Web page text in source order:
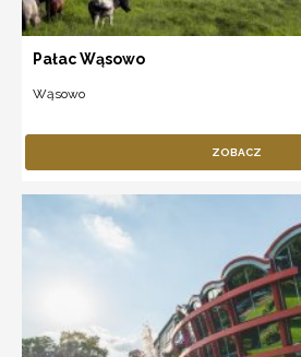
Pałac Wąsowo
Wąsowo
ZOBACZ